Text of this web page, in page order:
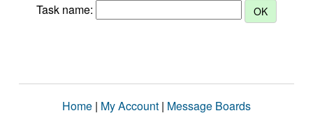
Task name:
Home | My Account | Message Boards